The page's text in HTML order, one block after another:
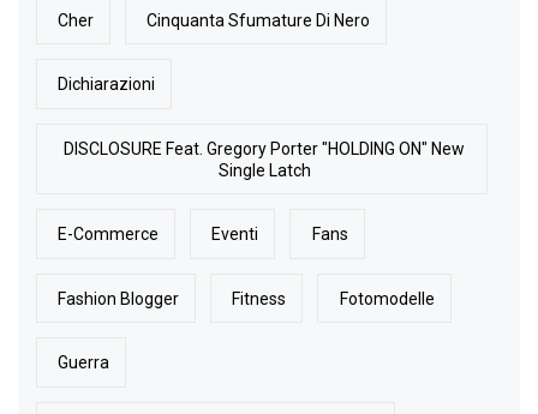
Cher Cinquanta Sfumature Di Nero
Dichiarazioni
DISCLOSURE Feat. Gregory Porter "HOLDING ON" New
Single Latch
E-Commerce Eventi Fans
Fashion Blogger Fitness Fotomodelle
Guerra